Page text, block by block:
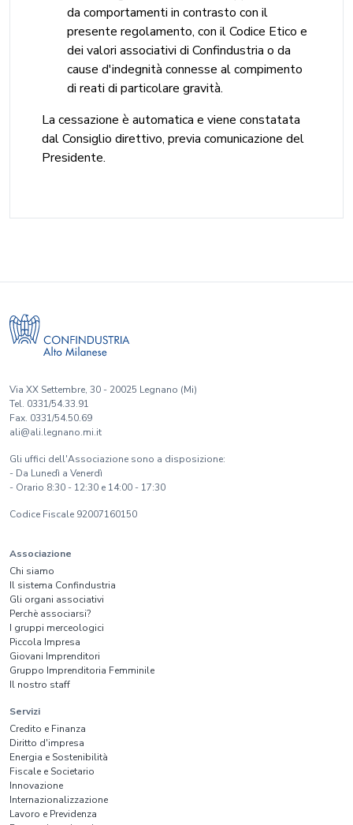
da comportamenti in contrasto con il
presente regolamento, con il Codice Etico e
dei valori associativi di Confindustria o da
cause d'indegnità connesse al compimento
di reati di particolare gravità.
La cessazione è automatica e viene constatata
dal Consiglio direttivo, previa comunicazione del
Presidente.
Via XX Settembre, 30 - 20025 Legnano (Mi)
Tel. 0331/54.33.91
Fax. 0331/54.50.69
ali@ali.legnano.mi.it
Gli uffici dell'Associazione sono a disposizione:
- Da Lunedì a Venerdì
- Orario 8:30 - 12:30 e 14:00 - 17:30
Codice Fiscale 92007160150
Associazione
Chi siamo
Il sistema Confindustria
Gli organi associativi
Perchè associarsi?
I gruppi merceologici
Piccola Impresa
Giovani Imprenditori
Gruppo Imprenditoria Femminile
Il nostro staff
Servizi
Credito e Finanza
Diritto d'impresa
Energia e Sostenibilità
Fiscale e Societario
Innovazione
Internazionalizzazione
Lavoro e Previdenza